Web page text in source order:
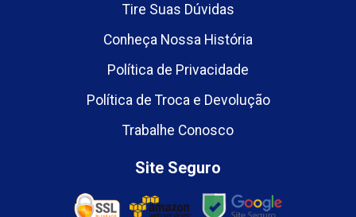
Tire Suas Dúvidas
Conheça Nossa História
Política de Privacidade
Política de Troca e Devolução
Trabalhe Conosco
Site Seguro